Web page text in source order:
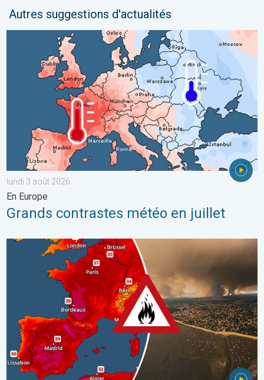
Autres suggestions d'actualités
Grands contrastes météo en juillet. En Europe. . . lundi 3 août
lundi 3 août 2026
En Europe
Grands contrastes météo en juillet
Le sud-ouest de la France brûle vivement. Milliers de sinistrés.